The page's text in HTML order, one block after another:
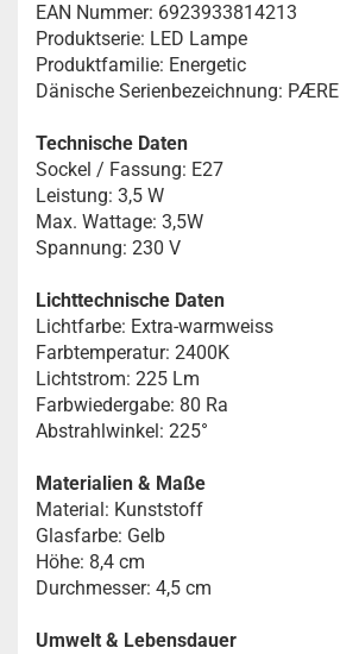
EAN Nummer: 6923933814213
Produktserie: LED Lampe
Produktfamilie: Energetic
Dänische Serienbezeichnung: PÆRE
Technische Daten
Sockel / Fassung: E27
Leistung: 3,5 W
Max. Wattage: 3,5W
Spannung: 230 V
Lichttechnische Daten
Lichtfarbe: Extra-warmweiss
Farbtemperatur: 2400K
Lichtstrom: 225 Lm
Farbwiedergabe: 80 Ra
Abstrahlwinkel: 225°
Materialien & Maße
Material: Kunststoff
Glasfarbe: Gelb
Höhe: 8,4 cm
Durchmesser: 4,5 cm
Umwelt & Lebensdauer